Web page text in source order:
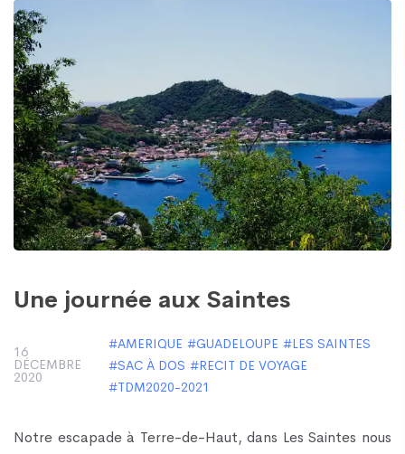
Une journée aux Saintes
16
DÉCEMBRE
2020
AMERIQUE GUADELOUPE
LES SAINTES
SAC À DOS
RECIT DE VOYAGE
TDM2020-2021
Notre escapade à Terre-de-Haut, dans Les Saintes nous